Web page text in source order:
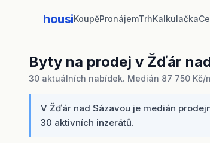
housiKoupěPronájemTrhKalkulačka
Byty na prodej v Žďár
30 aktuálních nabídek. Medián 87 750 Kč/
V Žďár nad Sázavou je medián
30 aktivních inzerátů.